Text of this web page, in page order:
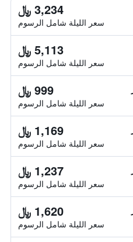
3,234 ﷼
سعر الليلة شامل الرسوم
5,113 ﷼
سعر الليلة شامل الرسوم
999 ﷼
سعر الليلة شامل الرسوم
1,169 ﷼
سعر الليلة شامل الرسوم
1,237 ﷼
سعر الليلة شامل الرسوم
1,620 ﷼
سعر الليلة شامل الرسوم